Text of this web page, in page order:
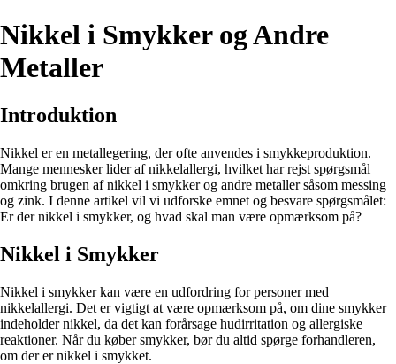
Nikkel i Smykker og Andre
Metaller
Introduktion
Nikkel er en metallegering, der ofte anvendes i smykkeproduktion.
Mange mennesker lider af nikkelallergi, hvilket har rejst spørgsmål
omkring brugen af nikkel i smykker og andre metaller såsom messing
og zink. I denne artikel vil vi udforske emnet og besvare spørgsmålet:
Er der nikkel i smykker, og hvad skal man være opmærksom på?
Nikkel i Smykker
Nikkel i smykker kan være en udfordring for personer med
nikkelallergi. Det er vigtigt at være opmærksom på, om dine smykker
indeholder nikkel, da det kan forårsage hudirritation og allergiske
reaktioner. Når du køber smykker, bør du altid spørge forhandleren,
om der er nikkel i smykket.